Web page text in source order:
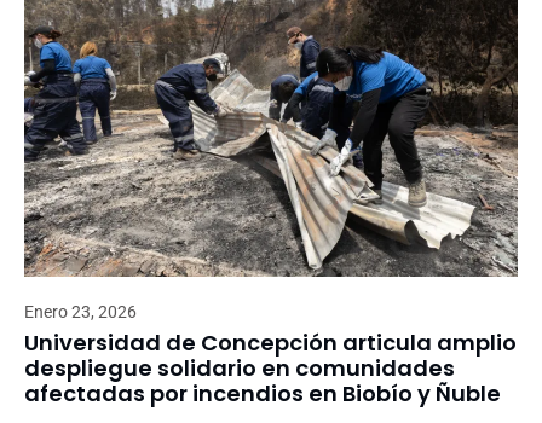
Enero 23, 2026
Universidad de Concepción articula amplio
despliegue solidario en comunidades
afectadas por incendios en Biobío y Ñuble